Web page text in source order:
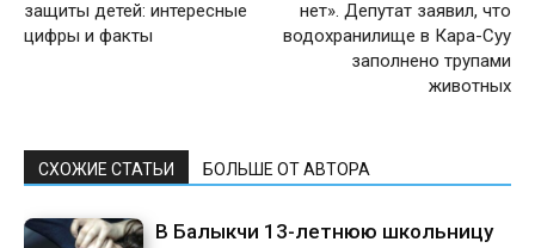
защиты детей: интересные
цифры и факты
нет». Депутат заявил, что
водохранилище в Кара-Суу
заполнено трупами
животных
СХОЖИЕ СТАТЬИ БОЛЬШЕ ОТ АВТОРА
В Балыкчи 13-летнюю школьницу